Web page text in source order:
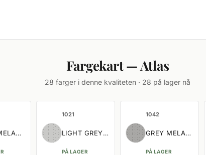
Fargekart — Atlas
28 farger i denne kvaliteten · 28 på lager nå
1021
LIGHT GREY MELANGE
PÅ LAGER
1042
GREY MELANGE
PÅ LAGER